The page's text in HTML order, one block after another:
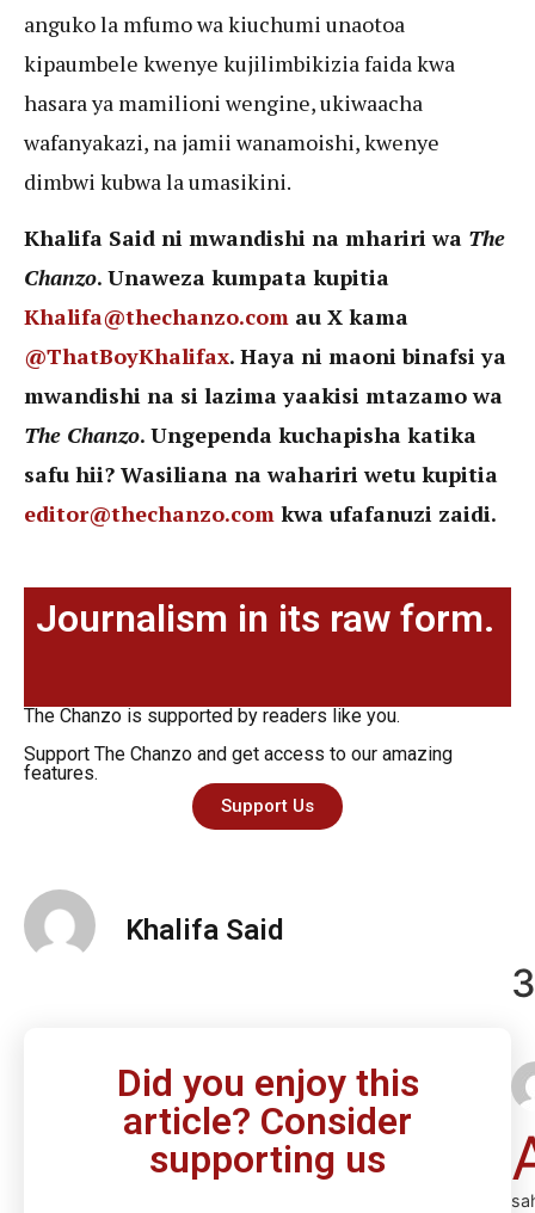
anguko la mfumo wa kiuchumi unaotoa
kipaumbele kwenye kujilimbikizia faida kwa
hasara ya mamilioni wengine, ukiwaacha
wafanyakazi, na jamii wanamoishi, kwenye
dimbwi kubwa la umasikini.
Khalifa Said ni mwandishi na mhariri wa The
Chanzo. Unaweza kumpata kupitia
Khalifa@thechanzo.com au X kama
@ThatBoyKhalifax. Haya ni maoni binafsi ya
mwandishi na si lazima yaakisi mtazamo wa
The Chanzo. Ungependa kuchapisha katika
safu hii? Wasiliana na wahariri wetu kupitia
editor@thechanzo.com kwa ufafanuzi zaidi.
Journalism in its raw form.
The Chanzo is supported by readers like you.
Support The Chanzo and get access to our amazing
features.
Support Us
Khalifa Said
Did you enjoy this
article? Consider
supporting us